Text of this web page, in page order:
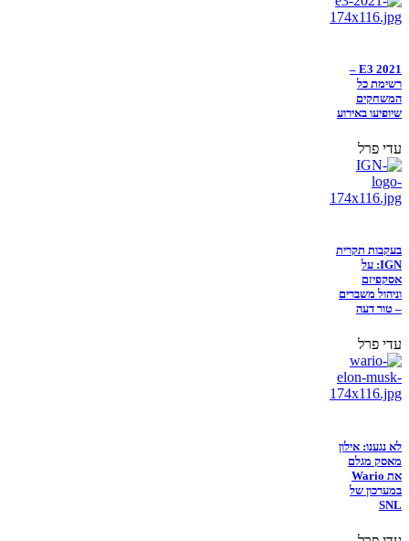
E3 2021 –
רשימת כל
המשחקים
שיופיעו באירוע
עדי פרל
בעקבות תקרית
IGN: על
אסקפיזם
וניהול משברים
– טור דעה
עדי פרל
לא נגענו: אילון
מאסק מגלם
את Wario
במערכון של
SNL